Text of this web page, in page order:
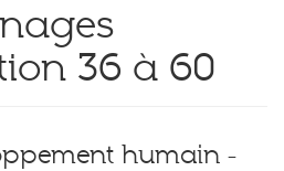
36 à 60
humain -